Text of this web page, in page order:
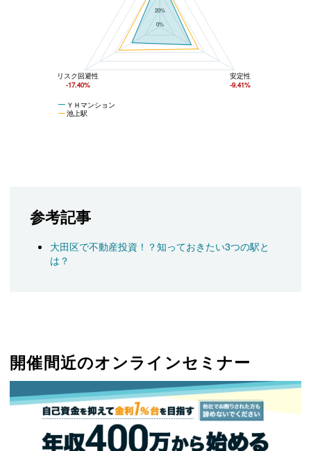
20%
0%
ＹＨマンション
池上駅
リスク回避性
-17.40%
安定性
-9.41%
参考記事
大田区で不動産投資！？知っておきたい3つの駅と
は？
開催間近のオンラインセミナー